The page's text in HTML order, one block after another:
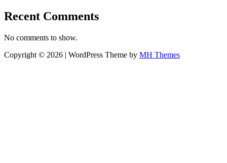
Recent Comments
No comments to show.
Copyright © 2026 | WordPress Theme by MH Themes